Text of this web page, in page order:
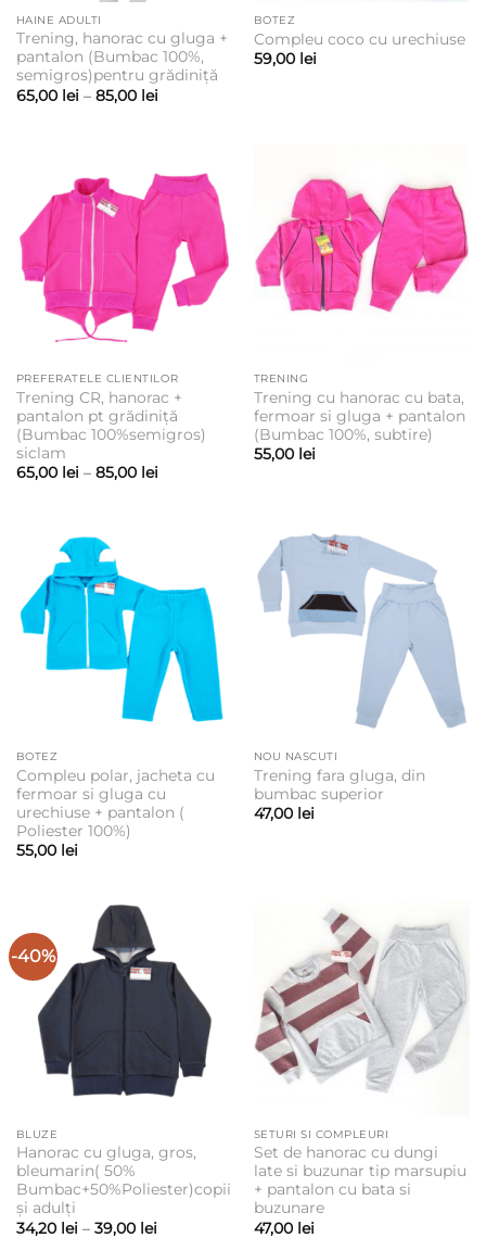
HAINE ADULTI
Trening, hanorac cu gluga +
pantalon (Bumbac 100%,
semigros)pentru grădiniță
65,00 lei – 85,00 leiInterval
85,00 lei
BOTEZ
Compleu coco cu urechiuse
59,00 lei
PREFERATELE CLIENTILOR
Trening CR, hanorac +
pantalon pt grădiniță
(Bumbac 100%semigros)
siclam
65,00 lei – 85,00 leiInterval
TRENING
Trening cu hanorac cu bata,
fermoar si gluga + pantalon
(Bumbac 100%, subtire)
55,00 lei
BOTEZ
Compleu polar, jacheta cu
fermoar si gluga cu
urechiuse + pantalon (
Poliester 100%)
55,00 lei
NOU NASCUTI
Trening fara gluga, din
bumbac superior
47,00 lei
-40%
BLUZE
Hanorac cu gluga, gros,
bleumarin( 50%
Bumbac+50%Poliester)copii
și adulți
34,20 lei – 39,00 leiInterval
SETURI SI COMPLEURI
Set de hanorac cu dungi
late si buzunar tip marsupiu
+ pantalon cu bata si
buzunare
47,00 lei